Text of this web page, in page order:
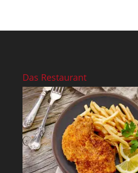
Das Restaurant